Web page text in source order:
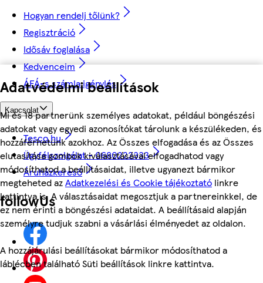
Adatvédelmi beállítások
Mi és 18 partnerünk személyes adatokat, például böngészési
adatokat vagy egyedi azonosítókat tárolunk a készülékeden, és
hozzáférhetünk azokhoz. Az Összes elfogadása és az Összes
elutasítása gombok kiválasztásával elfogadhatod vagy
módosíthatod a beállításaidat, illetve ugyanezt bármikor
megteheted azAdatkezelési és Cookie tájékoztató linkre
kattintva is. A választásaidat megosztjuk a partnereinkkel, de
ez nem érinti a böngészési adataidat. A beállításaid alapján
személyre tudjuk szabni a vásárlási élményedet az oldalon.
A hozzájárulási beállításokat bármikor módosíthatod a
láblécben található Süti beállítások linkre kattintva.
Hogyan rendelj tőlünk?
Regisztráció
Idősáv foglalása
Kedvenceim
ÁFÁ-s számla igénylés
Kapcsolat
Tesco.hu
Ügyfélszolgálat - 0680222333
Áruházkereső
followUs